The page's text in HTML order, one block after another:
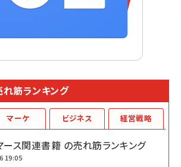
筋ランキング
ス関連書籍 の売れ筋ランキング
19:05
マーケ ビジネス 経営戦略